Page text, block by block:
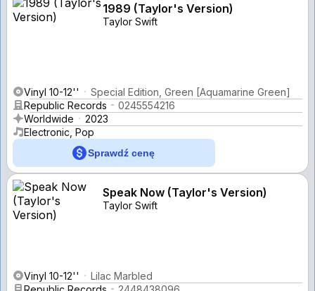
1989 (Taylor's Version)
Taylor Swift
Vinyl 10-12''
Special Edition, Green [Aquamarine Green]
Republic Records
0245554216
Worldwide
2023
Electronic, Pop
Sprawdź cenę
Speak Now (Taylor's Version)
Taylor Swift
Vinyl 10-12''
Lilac Marbled